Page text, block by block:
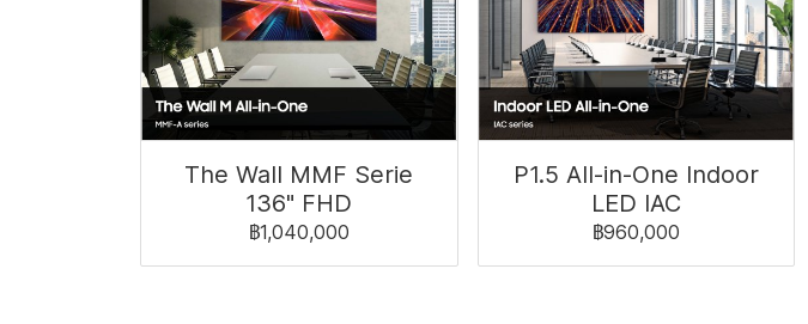
The Wall MMF Serie
136" FHD
฿1,040,000
P1.5 All-in-One Indoor
LED IAC
฿960,000